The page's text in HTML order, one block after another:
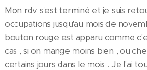
Mon rdv s'est terminé et je suis
occupations jusqu'au mois de
bouton rouge est apparu comme
cas , si on mange moins bien , ou
certains jours dans le mois . Je l'ai